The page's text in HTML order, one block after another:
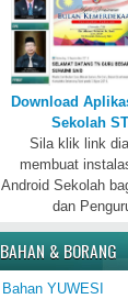
Download
Sekolah
Sila klik link
membuat
Android Sekolah
dan
BAHAN & BORANG
Bahan YUWESI